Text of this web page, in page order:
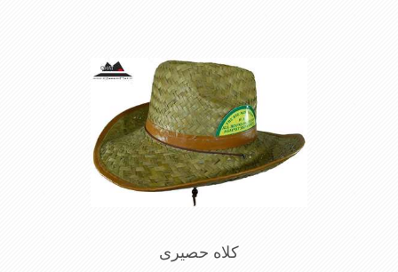
کلاه حصیری